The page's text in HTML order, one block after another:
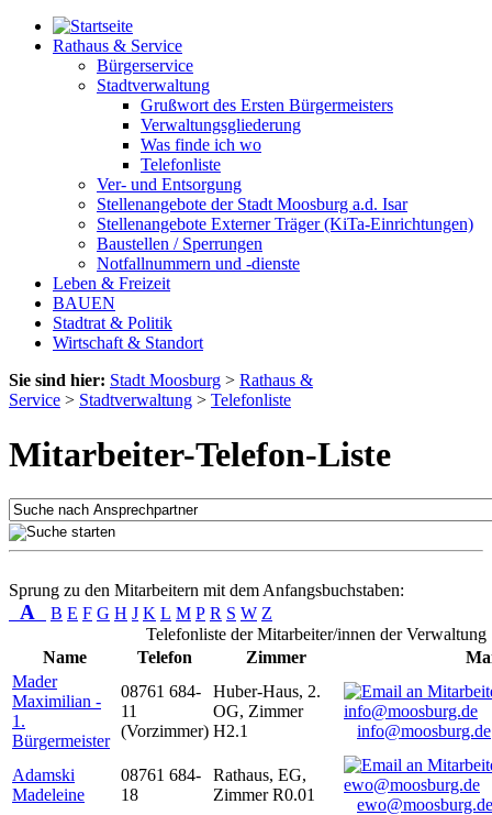
Rathaus & Service
Bürgerservice
Stadtverwaltung
Grußwort des Ersten Bürgermeisters
Verwaltungsgliederung
Was finde ich wo
Telefonliste
Ver- und Entsorgung
Stellenangebote der Stadt Moosburg a.d. Isar
Stellenangebote Externer Träger (KiTa-Einrichtungen)
Baustellen / Sperrungen
Notfallnummern und -dienste
Leben & Freizeit
BAUEN
Stadtrat & Politik
Wirtschaft & Standort
Sie sind hier: Stadt Moosburg > Rathaus &
Service > Stadtverwaltung > Telefonliste
Mitarbeiter-Telefon-Liste
Sprung zu den Mitarbeitern mit dem Anfangsbuchstaben:
A B E F G H J K L M P R S W Z
Telefonliste der Mitarbeiter/innen der Verwaltung
Name
Telefon Zimmer
Mader
Maximilian -
1.
Bürgermeister
08761 684-
11
(Vorzimmer)
Huber-Haus, 2.
OG, Zimmer
H2.1
info@moosburg.de
Adamski
Madeleine
08761 684-
18
Rathaus, EG,
Zimmer R0.01
ewo@moosburg.de